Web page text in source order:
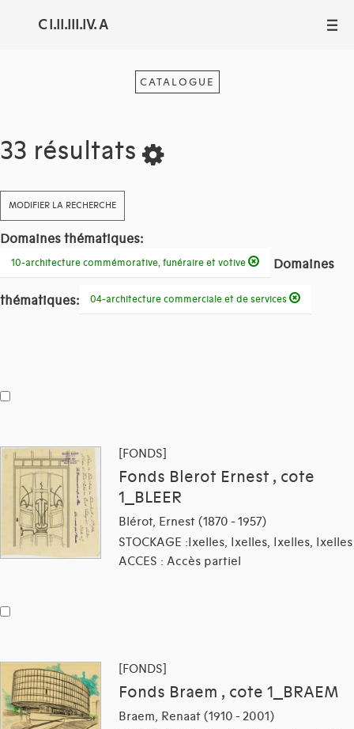
C I.II.III.IV. A III
CATALOGUE
33 résultats
MODIFIER LA RECHERCHE
Domaines thématiques:
10-architecture commémorative, funéraire et votive Domaines
thématiques: 04-architecture commerciale et de services
[FONDS]
Fonds Blerot Ernest , cote
1_BLEER
Blérot, Ernest (1870 - 1957)
STOCKAGE :Ixelles, Ixelles, Ixelles, Ixelles
ACCES : Accès partiel
[FONDS]
Fonds Braem , cote 1_BRAEM
Braem, Renaat (1910 - 2001)